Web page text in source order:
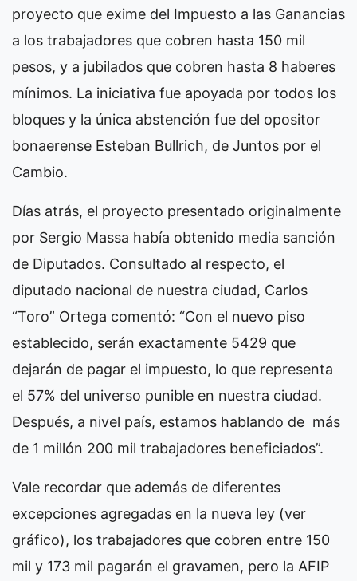
proyecto que exime del Impuesto a las Ganancias
a los trabajadores que cobren hasta 150 mil
pesos, y a jubilados que cobren hasta 8 haberes
mínimos. La iniciativa fue apoyada por todos los
bloques y la única abstención fue del opositor
bonaerense Esteban Bullrich, de Juntos por el
Cambio.
Días atrás, el proyecto presentado originalmente
por Sergio Massa había obtenido media sanción
de Diputados. Consultado al respecto, el
diputado nacional de nuestra ciudad, Carlos
“Toro” Ortega comentó: “Con el nuevo piso
establecido, serán exactamente 5429 que
dejarán de pagar el impuesto, lo que representa
el 57% del universo punible en nuestra ciudad.
Después, a nivel país, estamos hablando de más
de 1 millón 200 mil trabajadores beneficiados”.
Vale recordar que además de diferentes
excepciones agregadas en la nueva ley (ver
gráfico), los trabajadores que cobren entre 150
mil y 173 mil pagarán el gravamen, pero la AFIP